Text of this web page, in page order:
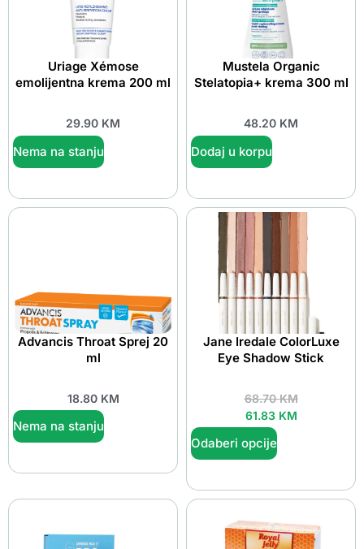
Uriage Xémose
emolijentna krema 200 ml
29.90 KM
Nema na stanju
Mustela Organic
Stelatopia+ krema 300 ml
48.20 KM
Dodaj u korpu
Advancis Throat Sprej 20
ml
18.80 KM
Nema na stanju
Jane Iredale ColorLuxe
Eye Shadow Stick
68.70KM
61.83 KM
Odaberi opcije